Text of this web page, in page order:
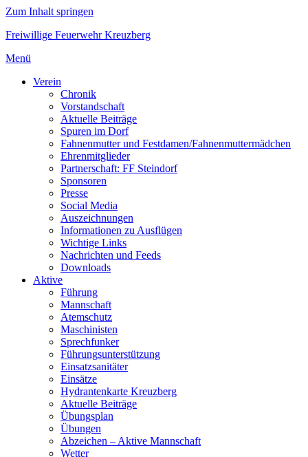
Zum Inhalt springen
Freiwillige Feuerwehr Kreuzberg
Menü
Verein
Chronik
Vorstandschaft
Aktuelle Beiträge
Spuren im Dorf
Fahnenmutter und Festdamen/Fahnenmuttermädchen
Ehrenmitglieder
Partnerschaft: FF Steindorf
Sponsoren
Presse
Social Media
Auszeichnungen
Informationen zu Ausflügen
Wichtige Links
Nachrichten und Feeds
Downloads
Aktive
Führung
Mannschaft
Atemschutz
Maschinisten
Sprechfunker
Führungsunterstützung
Einsatzsanitäter
Einsätze
Hydrantenkarte Kreuzberg
Aktuelle Beiträge
Übungsplan
Übungen
Abzeichen – Aktive Mannschaft
Wetter